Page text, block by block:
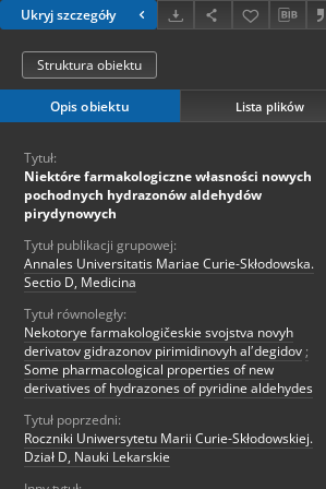
Ukryj szczegóły
Struktura obiektu
Opis obiektu Lista plików
Tytuł:
Niektóre farmakologiczne własności nowych
pochodnych hydrazonów aldehydów
pirydynowych
Tytuł publikacji grupowej:
Annales Universitatis Mariae Curie-Skłodowska.
Sectio D, Medicina
Tytuł równoległy:
Nekotorye farmakologičeskie svojstva novyh
derivatov gidrazonov pirimidinovyh alʹdegidov ;
Some pharmacological properties of new
derivatives of hydrazones of pyridine aldehydes
Tytuł poprzedni:
Roczniki Uniwersytetu Marii Curie-Skłodowskiej.
Dział D, Nauki Lekarskie